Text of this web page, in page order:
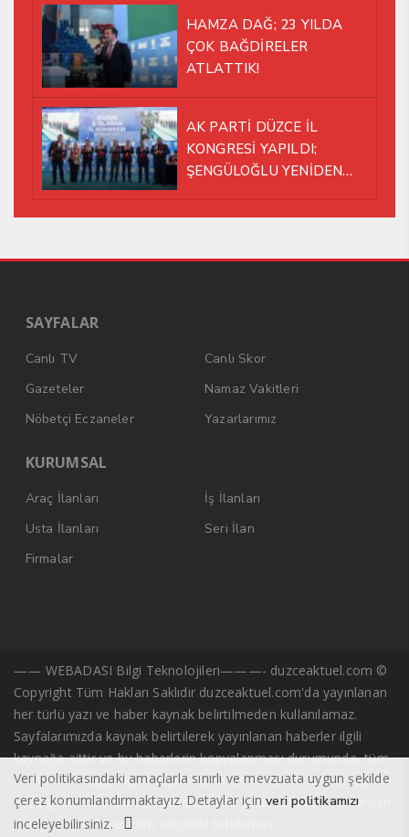
HAMZA DAĞ; 23 YILDA
ÇOK BAĞDİRELER
ATLATTIK!
AK PARTİ DÜZCE İL
KONGRESİ YAPILDI;
ŞENGÜLOĞLU YENİDEN
SAYFALAR
Canlı TV
Canlı Skor
Gazeteler
Namaz Vakitleri
Nöbetçi Eczaneler
Yazarlarımız
KURUMSAL
Araç İlanları
İş İlanları
Usta İlanları
Seri İlan
Firmalar
—— WEBADASI Bilgi Teknolojileri———- duzceaktuel.com ©
Copyright Tüm Hakları Saklıdır duzceaktuel.com'da yayınlanan
her türlü yazı ve haber kaynak belirtilmeden kullanılamaz.
Sayfalarımızda kaynak belirtilerek yayınlanan haberler ilgili
kaynağa aittir ve bu haberlerin kopyalanması durumunda, tüm
sorumluluk kopyalayan kişi/kuruma ait olacaktır. Başka kaynak
veya gazeteden alıntı yazarlar ve site yazarlarına ait yazılardan
dolayı duzceaktuel.com sorumlu tutulamaz.
Veri politikasındaki amaçlarla sınırlı ve mevzuata uygun şekilde
çerez konumlandırmaktayız. Detaylar içinveri politikamızı
inceleyebilirsiniz.